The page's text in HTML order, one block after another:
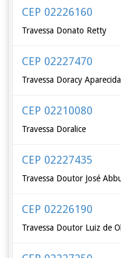
CEP 02226160
Travessa Donato Retty
CEP 02227470
Travessa Doracy
CEP 02210080
Travessa Doralice
CEP 02227435
Travessa Doutor José
CEP 02226190
Travessa Doutor Luiz de